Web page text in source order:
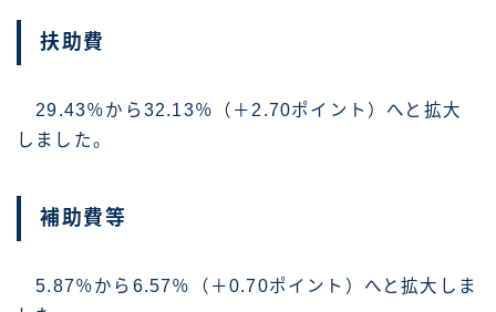
扶助費
29.43％から32.13％（＋2.70ポイント）へと拡大
しました。
補助費等
5.87％から6.57％（＋0.70ポイント）へと拡大しま